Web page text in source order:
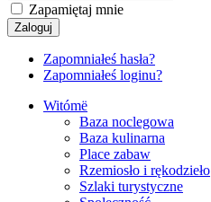
Zapamiętaj mnie
Zapomniałeś hasła?
Zapomniałeś loginu?
Witómë
Baza noclegowa
Baza kulinarna
Place zabaw
Rzemiosło i rękodzieło
Szlaki turystyczne